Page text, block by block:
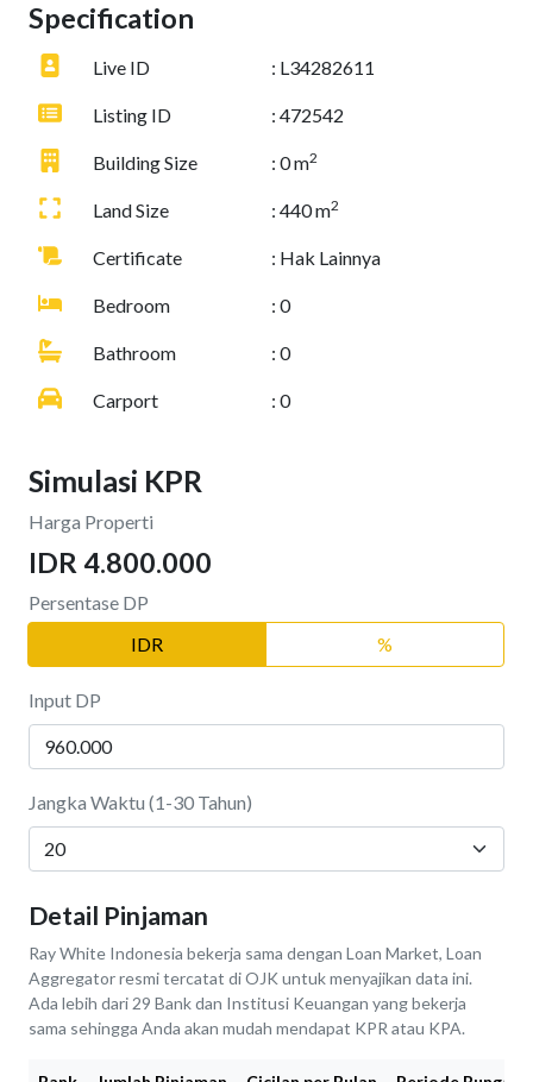
Specification
Live ID : L34282611
Listing ID : 472542
Building Size : 0 m2
Land Size : 440 m2
Certificate : Hak Lainnya
Bedroom : 0
Bathroom : 0
Carport : 0
Simulasi KPR
Harga Properti
IDR 4.800.000
Persentase DP
IDR
%
Input DP
Jangka Waktu (1-30 Tahun)
Detail Pinjaman
Ray White Indonesia bekerja sama dengan Loan Market, Loan
Aggregator resmi tercatat di OJK untuk menyajikan data ini.
Ada lebih dari 29 Bank dan Institusi Keuangan yang bekerja
sama sehingga Anda akan mudah mendapat KPR atau KPA.